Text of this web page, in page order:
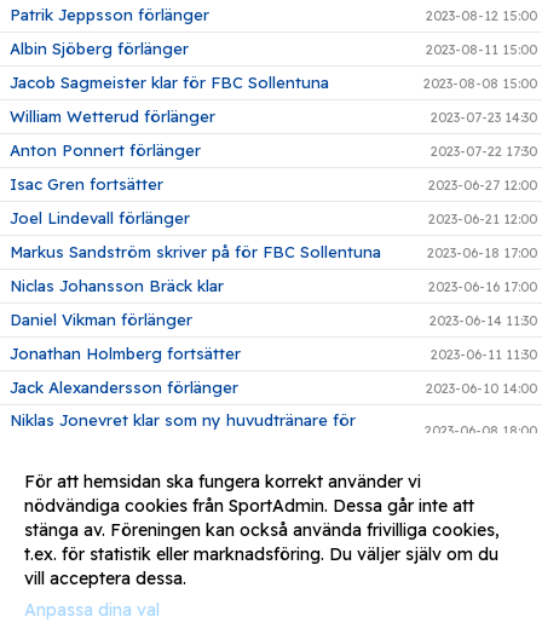
Patrik Jeppsson förlänger 2023-08-12 15:00
Albin Sjöberg förlänger 2023-08-11 15:00
Jacob Sagmeister klar för FBC Sollentuna 2023-08-08 15:00
William Wetterud förlänger 2023-07-23 14:30
Anton Ponnert förlänger 2023-07-22 17:30
Isac Gren fortsätter 2023-06-27 12:00
Joel Lindevall förlänger 2023-06-21 12:00
Markus Sandström skriver på för FBC Sollentuna 2023-06-18 17:00
Niclas Johansson Bräck klar 2023-06-16 17:00
Daniel Vikman förlänger 2023-06-14 11:30
Jonathan Holmberg fortsätter 2023-06-11 11:30
Jack Alexandersson förlänger 2023-06-10 14:00
Niklas Jonevret klar som ny huvudtränare för
2023-06-08 18:00
Adrian Vågberg förlänger
Niclas Wall förlänger 2023-05-22 12:00
August Moberg återvänder 2023-05-11 17:58
För att hemsidan ska fungera korrekt använder vi
nödvändiga cookies från SportAdmin. Dessa går inte att
stänga av. Föreningen kan också använda frivilliga cookies,
t.ex. för statistik eller marknadsföring. Du väljer själv om du
vill acceptera dessa.
Anpassa dina val